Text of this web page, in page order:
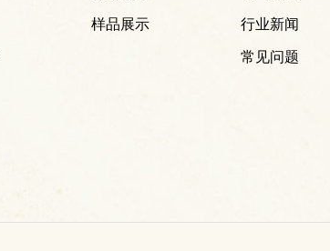
样品展示 行业新闻
常见问题